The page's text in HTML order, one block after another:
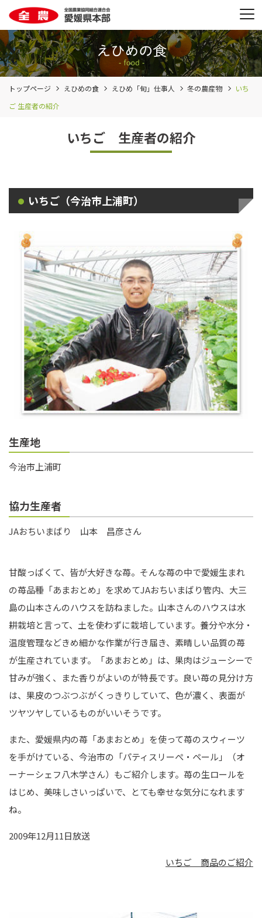
トップページ えひめの食 えひめ「旬」仕事人 冬の農産物
いち
ご 生産者の紹介
いちご 生産者の紹介
いちご（今治市上浦町）
生産地
今治市上浦町
協力生産者
JAおちいまばり 山本 昌彦さん
甘酸っぱくて、皆が大好きな苺。そんな苺の中で愛媛生まれ
の苺品種「あまおとめ」を求めてJAおちいまばり管内、大三
島の山本さんのハウスを訪ねました。山本さんのハウスは水
耕栽培と言って、土を使わずに栽培しています。養分や水分・
温度管理などきめ細かな作業が行き届き、素晴しい品質の苺
が生産されています。「あまおとめ」は、果肉はジューシーで
甘みが強く、また香りがよいのが特長です。良い苺の見分け方
は、果皮のつぶつぶがくっきりしていて、色が濃く、表面が
ツヤツヤしているものがいいそうです。
また、愛媛県内の苺「あまおとめ」を使って苺のスウィーツ
を手がけている、今治市の「パティスリーぺ・ペール」（オ
ーナーシェフ八木学さん）もご紹介します。苺の生ロールを
はじめ、美味しさいっぱいで、とても幸せな気分になれます
ね。
2009年12月11日放送
いちご 商品のご紹介